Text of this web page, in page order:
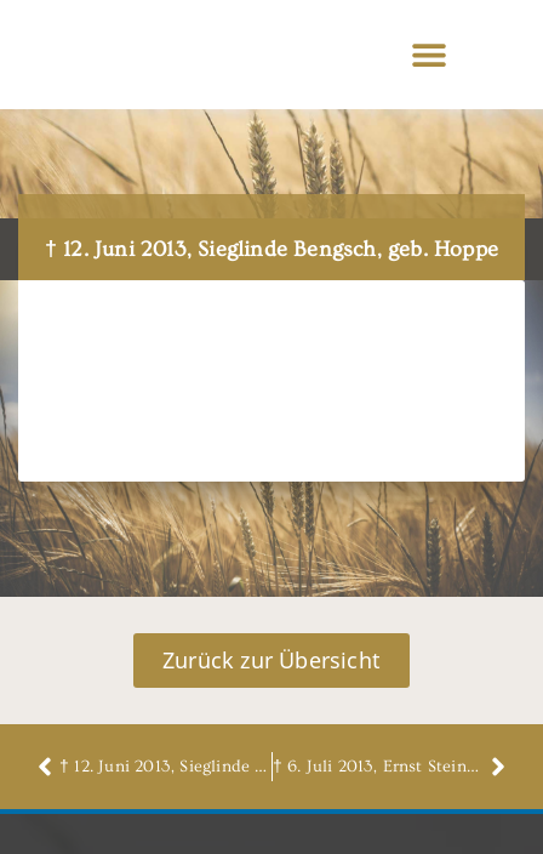
† 12. Juni 2013, Sieglinde Bengsch, geb. Hoppe
Zurück zur Übersicht
† 12. Juni 2013, Sieglinde Bensch, geb. Hoppe † 6. Juli 2013, Ernst Steinhoff